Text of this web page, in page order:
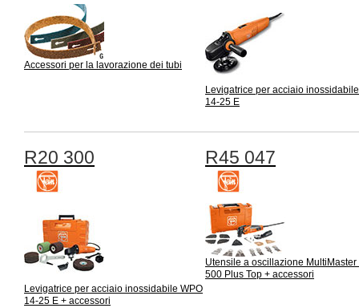
Accessori per la lavorazione dei tubi
Levigatrice per acciaio
14-25 E
R20 300
Levigatrice per acciaio inossidabile WPO
14-25 E + accessori
R45 047
Utensile a oscillazione MultiMaster
500 Plus Top + accessori